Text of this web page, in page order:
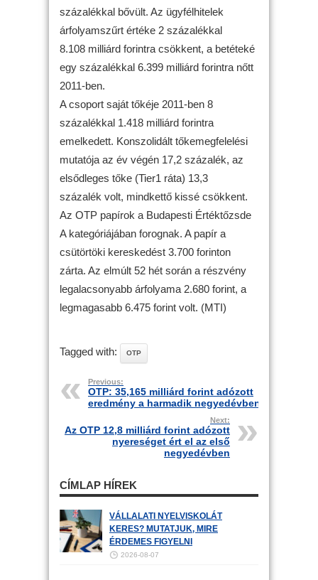
százalékkal bővült. Az ügyfélhitelek
árfolyamszűrt értéke 2 százalékkal
8.108 milliárd forintra csökkent, a betéteké
egy százalékkal 6.399 milliárd forintra nőtt
2011-ben.
A csoport saját tőkéje 2011-ben 8
százalékkal 1.418 milliárd forintra
emelkedett. Konszolidált tőkemegfelelési
mutatója az év végén 17,2 százalék, az
elsődleges tőke (Tier1 ráta) 13,3
százalék volt, mindkettő kissé csökkent.
Az OTP papírok a Budapesti Értéktőzsde
A kategóriájában forognak. A papír a
csütörtöki kereskedést 3.700 forinton
zárta. Az elmúlt 52 hét során a részvény
legalacsonyabb árfolyama 2.680 forint, a
legmagasabb 6.475 forint volt. (MTI)
Tagged with: OTP
Previous:
OTP: 35,165 milliárd forint adózott
eredmény a harmadik negyedévben
Next:
Az OTP 12,8 milliárd forint adózott
nyereséget ért el az első
negyedévben
CÍMLAP HÍREK
VÁLLALATI NYELVISKOLÁT
KERES? MUTATJUK, MIRE
ÉRDEMES FIGYELNI
2026-08-07